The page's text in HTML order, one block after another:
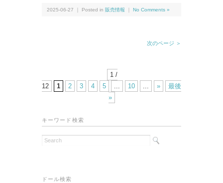
2025-06-27 ｜ Posted in 販売情報 No Comments »
次のページ ＞
1 /
12
1 2 3 4 5 10 »
最後
»
キーワード検索
ドール検索